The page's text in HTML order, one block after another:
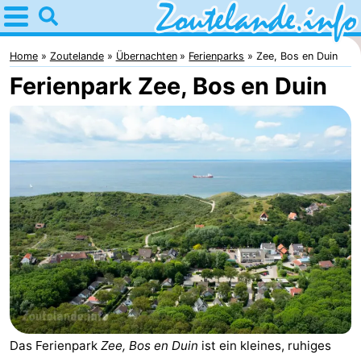
Home
Zoutelande
Tipps
Für
kindern
Webcam
Webcam
Langstraat
Webcam
Strand
Übernachten
Appartements
-
Home Zoutelande Übernachten Ferienparks Zee, Bos en Duin
Ferienpark Zee, Bos en Duin
Das Ferienpark Zee, Bos en Duin ist ein kleines, ruhiges